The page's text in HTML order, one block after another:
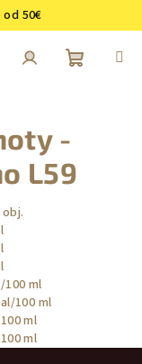
50€
-
L59
100 ml
100 ml
ml
ml